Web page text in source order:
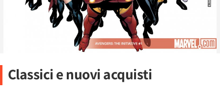
Classici e nuovi acquisti